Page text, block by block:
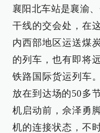
襄阳北车站是襄渝
干线的交会处，在
内西部地区运送煤
的列车，也有即将
铁路国际货运列车
放在到达场的50多
机启动前，佘泽勇
机的连接状态，不